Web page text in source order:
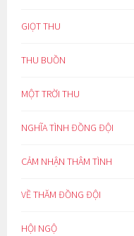
GIỌT THU
THU BUỒN
MỘT TRỜI THU
NGHĨA TÌNH ĐỒNG ĐỘI
CẢM NHẬN THÂM TÌNH
VỀ THĂM ĐỒNG ĐỘI
HỘI NGỘ